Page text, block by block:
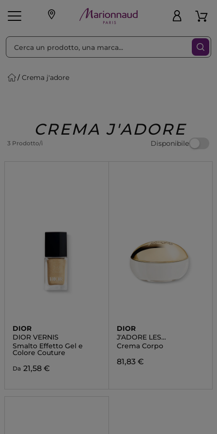
Make-up
Regalo
Crema j'adore
CREMA J'ADORE
3 Prodotto/i Disponibile
Ordina per Filtra
DIOR
DIOR VERNIS
Smalto Effetto Gel e
Colore Couture
Da 21,58 €
DIOR
J'ADORE LES
ADORABLES
Crema Corpo
81,83 €